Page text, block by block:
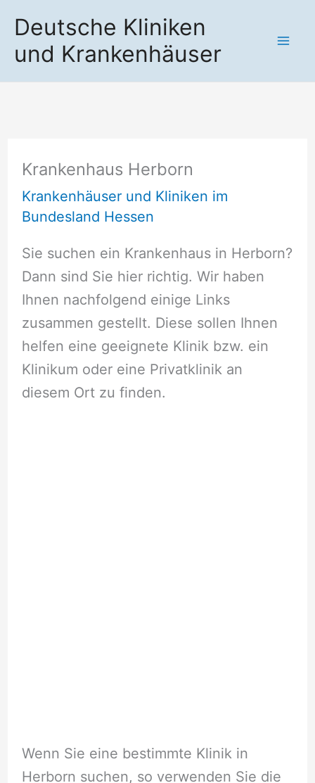
Inhalt
springen
Deutsche Kliniken
und Krankenhäuser
Krankenhaus Herborn
Krankenhäuser und Kliniken im
Bundesland Hessen
Sie suchen ein Krankenhaus in Herborn?
Dann sind Sie hier richtig. Wir haben
Ihnen nachfolgend einige Links
zusammen gestellt. Diese sollen Ihnen
helfen eine geeignete Klinik bzw. ein
Klinikum oder eine Privatklinik an
diesem Ort zu finden.
Wenn Sie eine bestimmte Klinik in
Herborn suchen, so verwenden Sie die